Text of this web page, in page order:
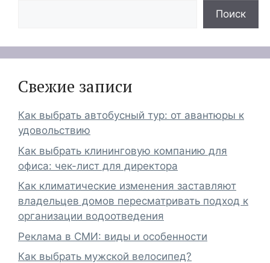
Поиск
Свежие записи
Как выбрать автобусный тур: от авантюры к
удовольствию
Как выбрать клининговую компанию для
офиса: чек-лист для директора
Как климатические изменения заставляют
владельцев домов пересматривать подход к
организации водоотведения
Реклама в СМИ: виды и особенности
Как выбрать мужской велосипед?